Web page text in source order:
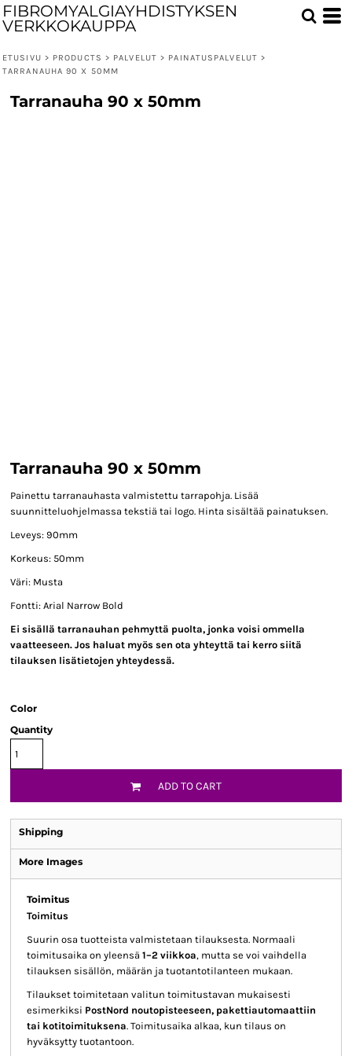
FIBROMYALGIAYHDISTYKSEN
VERKKOKAUPPA
ETUSIVU > PRODUCTS > PALVELUT > PAINATUSPALVELUT >
TARRANAUHA 90 X 50MM
Tarranauha 90 x 50mm
Tarranauha 90 x 50mm
Painettu tarranauhasta valmistettu tarrapohja. Lisää
suunnitteluohjelmassa tekstiä tai logo. Hinta sisältää painatuksen.
Leveys: 90mm
Korkeus: 50mm
Väri: Musta
Fontti: Arial Narrow Bold
Ei sisällä tarranauhan pehmyttä puolta, jonka voisi ommella
vaatteeseen. Jos haluat myös sen ota yhteyttä tai kerro siitä
tilauksen lisätietojen yhteydessä.
Color
Quantity
ADD TO CART
Shipping
More Images
Toimitus
Toimitus
Suurin osa tuotteista valmistetaan tilauksesta. Normaali
toimitusaika on yleensä 1–2 viikkoa, mutta se voi vaihdella
tilauksen sisällön, määrän ja tuotantotilanteen mukaan.
Tilaukset toimitetaan valitun toimitustavan mukaisesti
esimerkiksi PostNord noutopisteeseen, pakettiautomaattiin
tai kotitoimituksena. Toimitusaika alkaa, kun tilaus on
hyväksytty tuotantoon.